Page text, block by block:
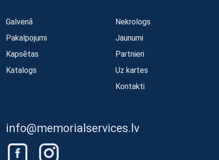
Galvenā
Pakalpojumi
Kapsētas
Katalogs
Nekrologs
Jaunumi
Partnieri
Uz kartes
Kontakti
info@memorialservices.lv